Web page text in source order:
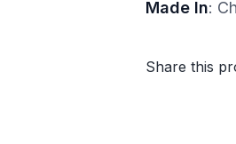
Made In:
Share this